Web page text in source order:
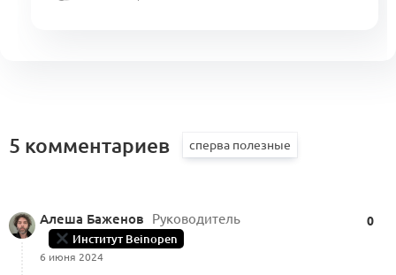
5 комментариев
Алеша Баженов Руководитель
Институт Beinopen
6 июня 2024
0